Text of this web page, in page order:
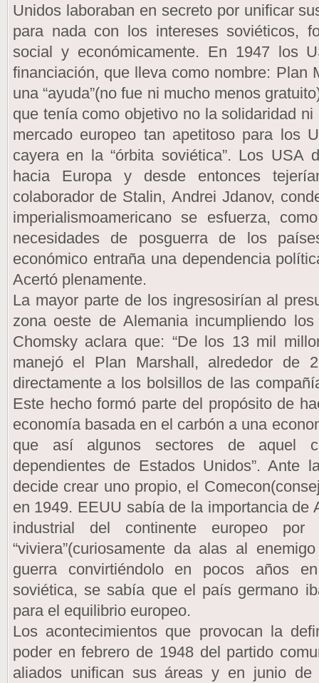
Unidos laboraban en secreto por unificar
para nada con los intereses soviéticos,
social y económicamente. En 1947 los
financiación, que lleva como nombre: Plan
una “ayuda”(no fue ni mucho menos
que tenía como objetivo no la solidaridad
mercado europeo tan apetitoso para los
cayera en la “órbita soviética”. Los USA
hacia Europa y desde entonces
colaborador de Stalin, Andrei Jdanov,
imperialismoamericano se esfuerza,
necesidades de posguerra de los
económico entraña una dependencia
Acertó plenamente.
La mayor parte de los ingresosirían al
zona oeste de Alemania incumpliendo
Chomsky aclara que: “De los 13 mil
manejó el Plan Marshall, alrededor de
directamente a los bolsillos de las
Este hecho formó parte del propósito de
economía basada en el carbón a una
que así algunos sectores de aquel
dependientes de Estados Unidos”. Ante
decide crear uno propio, el
en 1949. EEUU sabía de la importancia de
industrial del continente europeo
“viviera”(curiosamente da alas al
guerra convirtiéndolo en pocos años
soviética, se sabía que el país germano
para el equilibrio europeo.
Los acontecimientos que provocan la
poder en febrero de 1948 del partido
aliados unifican sus áreas y en junio